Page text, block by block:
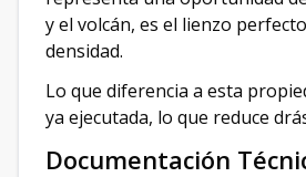
y el volcán, es el lienzo
densidad.
Lo que diferencia a esta
ya ejecutada, lo que reduce
Documentación